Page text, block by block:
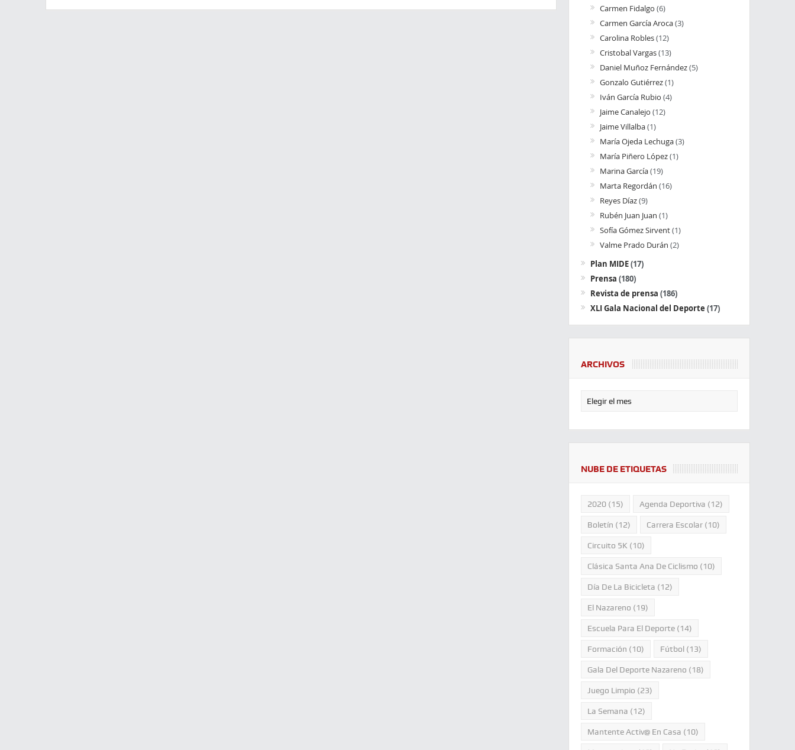
Carmen Fidalgo (6)
Carmen García Aroca(3)
Carolina Robles(12)
Cristobal Vargas(13)
Daniel Muñoz Fernández(5)
Gonzalo Gutiérrez(1)
Iván García Rubio (4)
Jaime Canalejo (12)
Jaime Villalba(1)
María Ojeda Lechuga(3)
María Piñero López(1)
Marina García(19)
Marta Regordán (16)
Reyes Díaz(9)
Rubén Juan Juan (1)
Sofía Gómez Sirvent(1)
Valme Prado Durán (2)
Plan MIDE(17)
Prensa (180)
Revista de prensa (186)
XLI Gala Nacional del Deporte (17)
ARCHIVOS
NUBE DE ETIQUETAS
2020(15) Agenda Deportiva (12)
Boletín (12) Carrera Escolar(10)
Circuito 5K (10)
Clásica Santa Ana De Ciclismo (10)
Día De La Bicicleta (12)
El Nazareno (19)
Escuela Para El Deporte(14)
Formación (10) Fútbol(13)
Gala Del Deporte Nazareno (18)
Juego Limpio (23)
La Semana (12)
Mantente Activ@ En Casa (10)